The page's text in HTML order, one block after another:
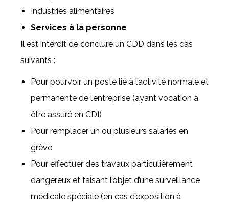
Industries alimentaires
Services à la personne
Il est interdit de conclure un CDD dans les cas
suivants :
Pour pourvoir un poste lié à l’activité normale et
permanente de l’entreprise (ayant vocation à
être assuré en CDI)
Pour remplacer un ou plusieurs salariés en
grève
Pour effectuer des travaux particulièrement
dangereux et faisant l’objet d’une surveillance
médicale spéciale (en cas d’exposition à